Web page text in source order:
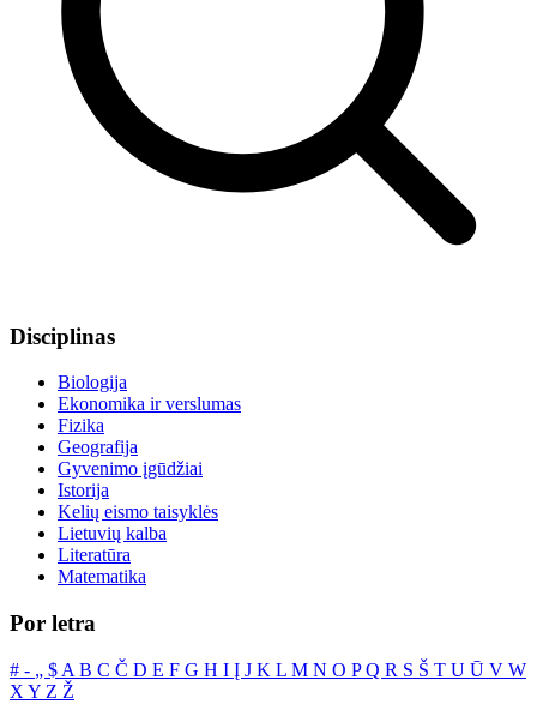
Disciplinas
Biologija
Ekonomika ir verslumas
Fizika
Geografija
Gyvenimo įgūdžiai
Istorija
Kelių eismo taisyklės
Lietuvių kalba
Literatūra
Matematika
Por letra
# ‐ „ $ A B C Č D E F G H I Į J K L M N O PQ R S Š T U Ū V W
X Y Z Ž